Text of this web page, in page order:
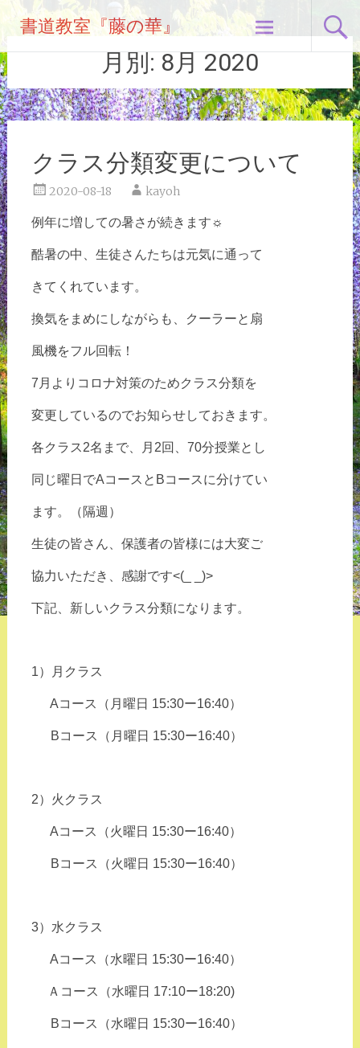
テ
ン
ツ
へ
ス
キ
ッ
プ
書道教室『藤の華』
月別: 8月 2020
クラス分類変更について
2020-08-18 kayoh
例年に増しての暑さが続きます☼
酷暑の中、生徒さんたちは元気に通って
きてくれています。
換気をまめにしながらも、クーラーと扇
風機をフル回転！
7月よりコロナ対策のためクラス分類を
変更しているのでお知らせしておきます。
各クラス2名まで、月2回、70分授業とし
同じ曜日でAコースとBコースに分けてい
ます。（隔週）
生徒の皆さん、保護者の皆様には大変ご
協力いただき、感謝です<(_ _)>
下記、新しいクラス分類になります。
1）月クラス
Aコース（月曜日 15:30ー16:40）
Bコース（月曜日 15:30ー16:40）
2）火クラス
Aコース（火曜日 15:30ー16:40）
Bコース（火曜日 15:30ー16:40）
3）水クラス
Aコース（水曜日 15:30ー16:40）
Ａコース（水曜日 17:10ー18:20)
Bコース（水曜日 15:30ー16:40）